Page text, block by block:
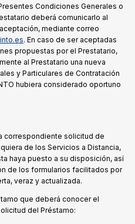
Condiciones Generales o
deberá comunicarlo al
mediante correo
. En caso de ser aceptadas
propuestas por el Prestatario,
al Prestatario una nueva
y Particulares de Contratación
hubiera considerado oportuno
correspondiente solicitud de
de los Servicios a Distancia,
haya puesto a su disposición, así
de los formularios facilitados por
veraz y actualizada.
que deberá conocer el
del Préstamo: